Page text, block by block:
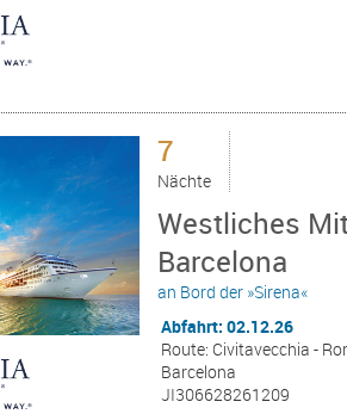
7
Nächte
Westliches
Barcelona
an Bord der »Sirena«
Abfahrt: 02.12.26
Route: Civitavecchia -
Barcelona
JI306628261209